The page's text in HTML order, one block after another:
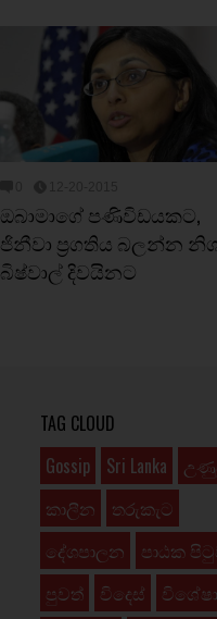
ඔබාමාගේ පණිවිඩයකට,
ජිනීවා ප්‍රගතිය බලන්න
බිෂ්වාල් දිවයිනට
TAG CLOUD
Gossip
Sri Lanka
කාලීන
තරුකැට
දේශපාලන
පාඨක
පුවත්
විදෙස්